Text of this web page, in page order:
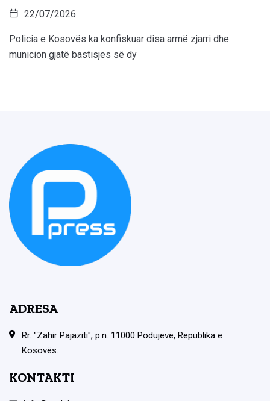
22/07/2026
Policia e Kosovës ka konfiskuar disa armë zjarri dhe
municion gjatë bastisjes së dy
ADRESA
Rr. "Zahir Pajaziti", p.n. 11000 Podujevë, Republika e
Kosovës.
KONTAKTI